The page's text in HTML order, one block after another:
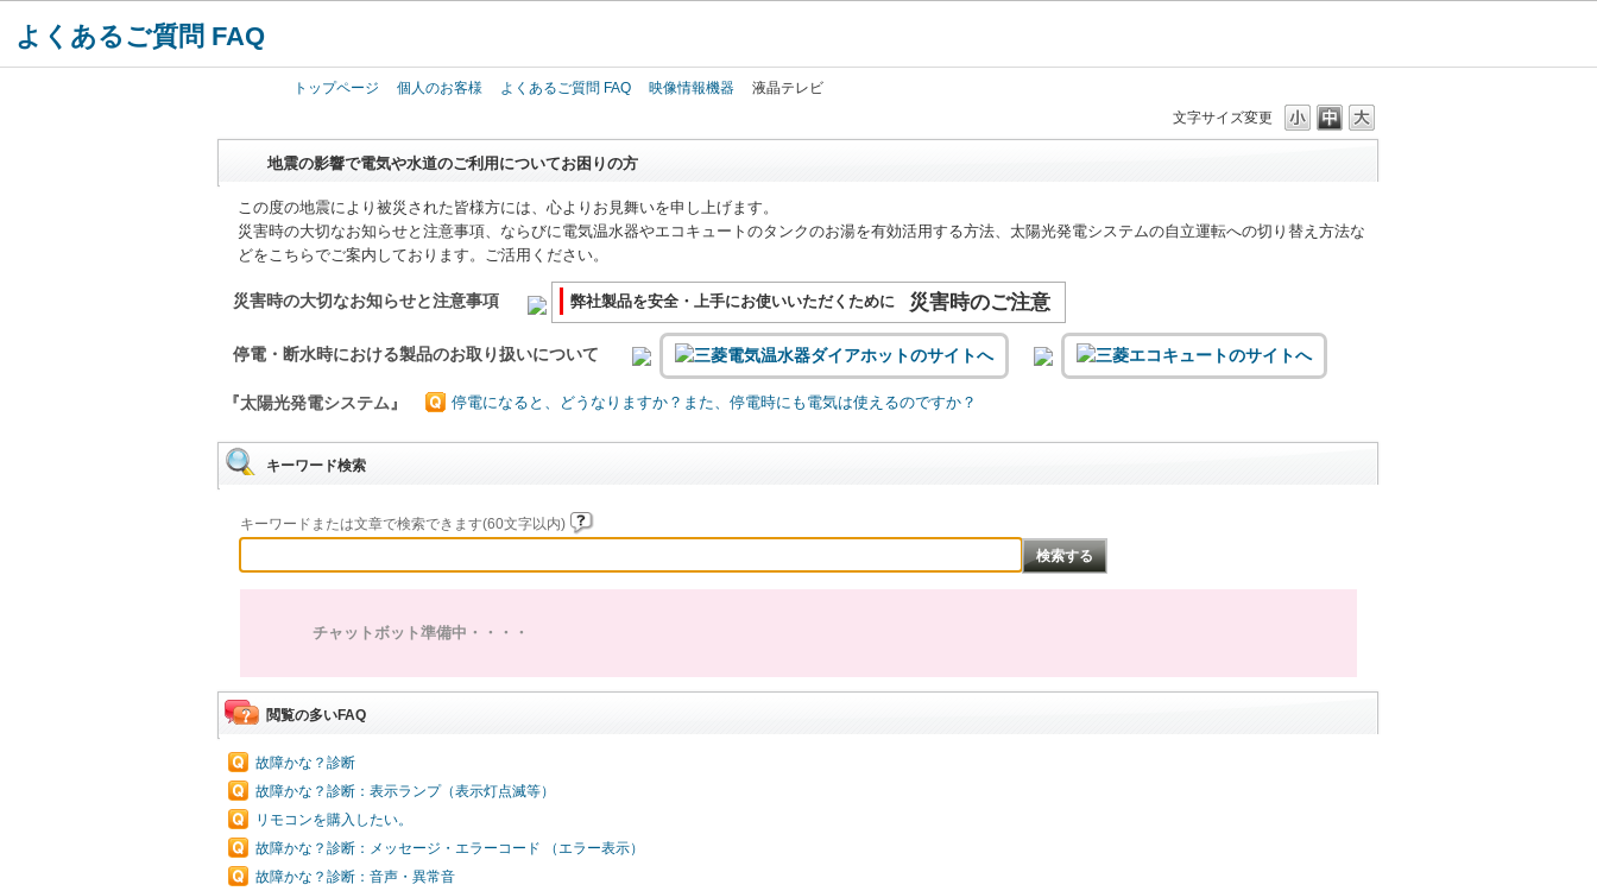
よくあるご質問 FAQ
トップページ 個人のお客様 よくあるご質問 FAQ 映像情報機器
液晶テレビ
文字サイズ変更
地震の影響で電気や水道のご利用についてお困りの方
この度の地震により被災された皆様方には、心よりお見舞いを申し上げます。
災害時の大切なお知らせと注意事項、ならびに電気温水器やエコキュートのタンクのお湯を有効活用する方法、太陽光発電システムの自立運転への切り替え方法な
どをこちらでご案内しております。ご活用ください。
災害時の大切なお知らせと注意事項 弊社製品を安全・上手にお使いいただくために 災害時のご注意
停電・断水時における製品のお取り扱いについて
『太陽光発電システム』 停電になると、どうなりますか？また、停電時にも電気は使えるのですか？
キーワード検索
キーワードまたは文章で検索できます(60文字以内)
チャットボット準備中・・・・
閲覧の多いFAQ
故障かな？診断
故障かな？診断：表示ランプ（表示灯点滅等）
リモコンを購入したい。
故障かな？診断：メッセージ・エラーコード （エラー表示）
故障かな？診断：音声・異常音